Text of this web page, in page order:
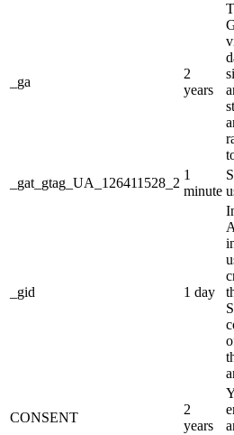
_ga
2
years
_gat_gtag_UA_126411528_2
1
minute
_gid 1 day
CONSENT
2
years